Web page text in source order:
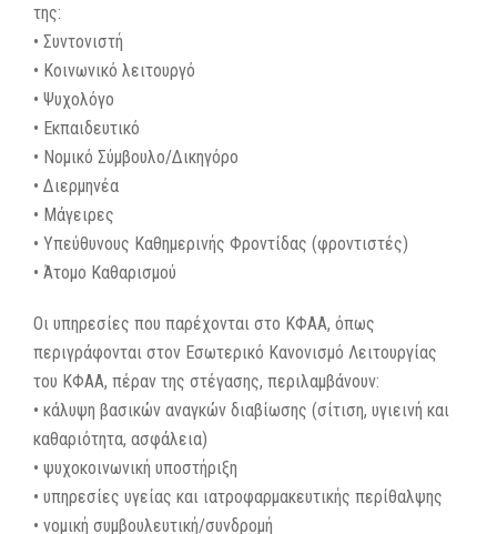
της:
• Συντονιστή
• Κοινωνικό λειτουργό
• Ψυχολόγο
• Εκπαιδευτικό
• Νομικό Σύμβουλο/Δικηγόρο
• Διερμηνέα
• Μάγειρες
• Υπεύθυνους Καθημερινής Φροντίδας (φροντιστές)
• Άτομο Καθαρισμού
Οι υπηρεσίες που παρέχονται στο ΚΦΑΑ, όπως
περιγράφονται στον Εσωτερικό Κανονισμό Λειτουργίας
του ΚΦΑΑ, πέραν της στέγασης, περιλαμβάνουν:
• κάλυψη βασικών αναγκών διαβίωσης (σίτιση, υγιεινή και
καθαριότητα, ασφάλεια)
• ψυχοκοινωνική υποστήριξη
• υπηρεσίες υγείας και ιατροφαρμακευτικής περίθαλψης
• νομική συμβουλευτική/συνδρομή